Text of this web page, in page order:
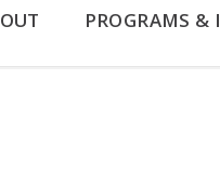
PROGRAMS